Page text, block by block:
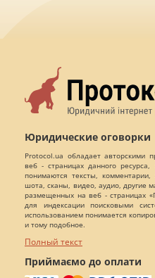
Юридические оговорки
Protocol.ua обладает
веб - страницах данного
понимаются тексты,
шота, сканы, видео, аудио, другие
размещенных на веб - страницах
для индексации поисковыми
использованием понимается
и тому подобное.
Полный текст
Приймаємо до оплати